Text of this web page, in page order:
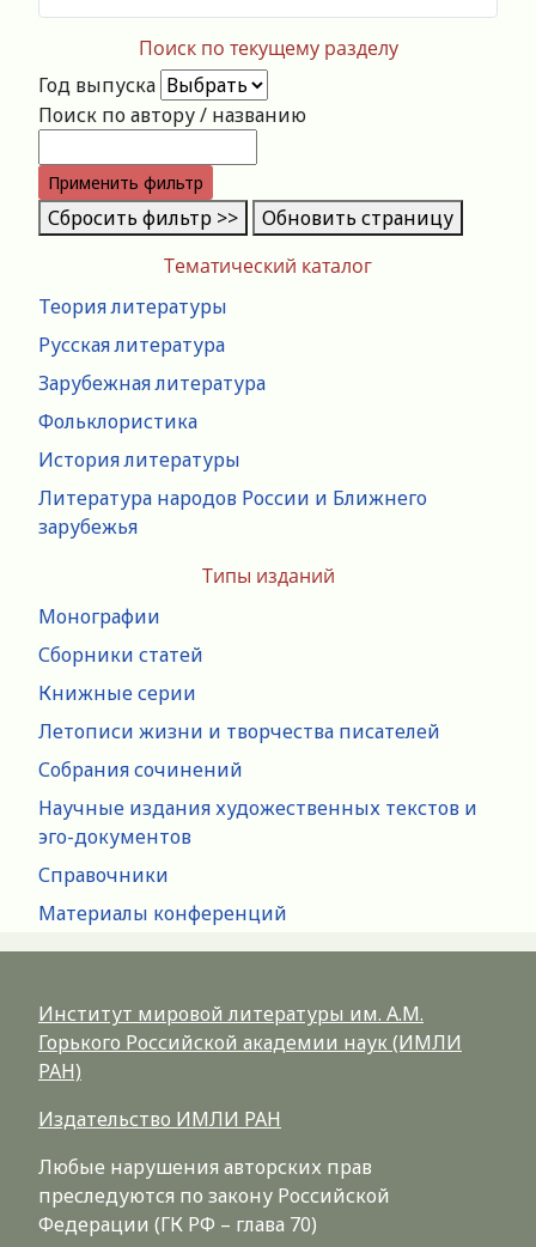
Тематический каталог
Теория литературы
Русская литература
Зарубежная литература
Фольклористика
История литературы
Литература народов России и Ближнего
зарубежья
Типы изданий
Монографии
Сборники статей
Книжные серии
Летописи жизни и творчества писателей
Собрания сочинений
Научные издания художественных текстов и
эго-документов
Справочники
Материалы конференций
Поиск по текущему разделу
Год выпуска
Поиск по автору / названию
Применить фильтр
Сбросить фильтр >> Обновить страницу
Институт мировой литературы им. А.М.
Горького Российской академии наук (ИМЛИ
РАН)
Издательство ИМЛИ РАН
Любые нарушения авторских прав
преследуются по закону Российской
Федерации (ГК РФ – глава 70)